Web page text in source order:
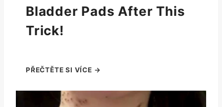
Bladder Pads After This
Trick!